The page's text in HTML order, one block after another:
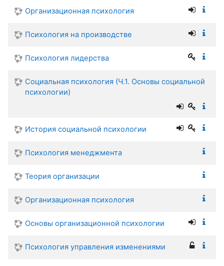
Организационная психология
Психология на производстве
Психология лидерства
Социальная психология (Ч.1. Основы социальной
психологии)
История социальной психологии
Психология менеджмента
Теория организации
Организационная психология
Основы организационной психологии
Психология управления изменениями